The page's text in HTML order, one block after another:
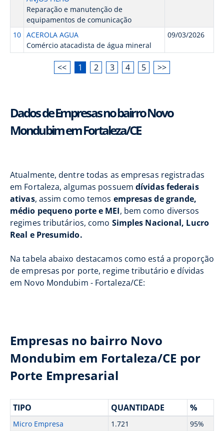
Reparação e manutenção de
equipamentos de comunicação
10 ACEROLA AGUA
Comércio atacadista de água mineral
09/03/2026
<< 1 2 3 4 5 >>
Dados de Empresas no bairro Novo
Mondubim em Fortaleza/CE
Atualmente, dentre todas as empresas registradas
em Fortaleza, algumas possuemdívidas federais
ativas, assim como temos empresas de grande,
médio pequeno porte e MEI, bem como diversos
regimes tributários, como Simples Nacional, Lucro
Real e Presumido.
Na tabela abaixo destacamos como está a proporção
de empresas por porte, regime tributário e dívidas
em Novo Mondubim - Fortaleza/CE:
Empresas no bairro Novo
Mondubim em Fortaleza/CE por
Porte Empresarial
TIPO QUANTIDADE %
Micro Empresa 1.721
95%